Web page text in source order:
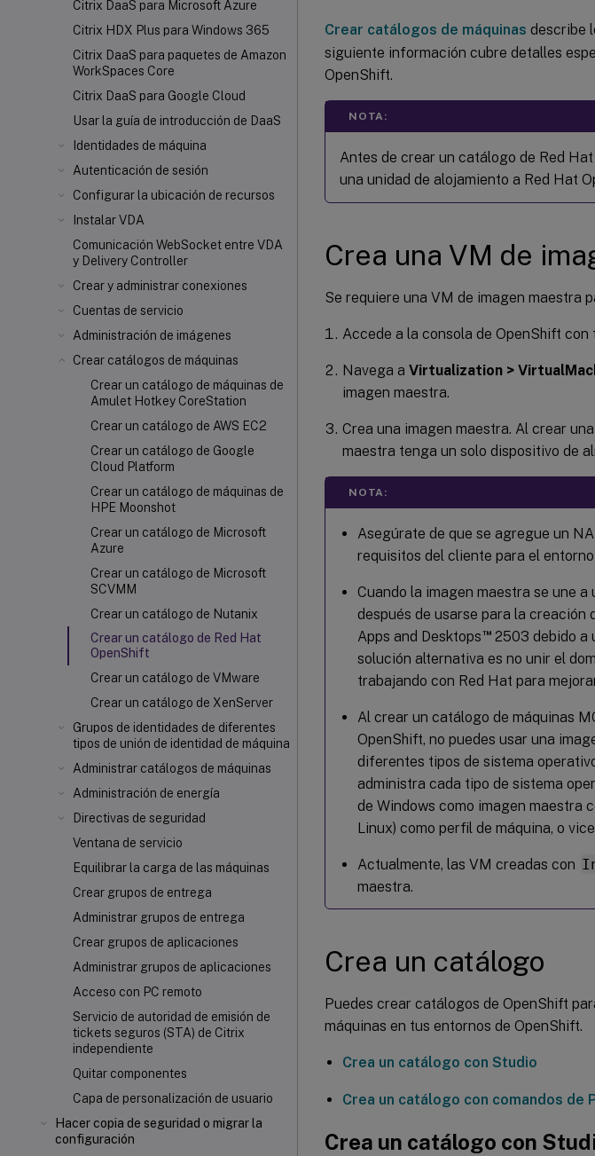
Citrix DaaS para Microsoft Azure
Citrix HDX Plus para Windows 365
Citrix DaaS para paquetes de Amazon
WorkSpaces Core
Citrix DaaS para Google Cloud
Usar la guía de introducción de DaaS
Identidades de máquina
Autenticación de sesión
Configurar la ubicación de recursos
Instalar VDA
Comunicación WebSocket entre VDA
y Delivery Controller
Crear y administrar conexiones
Cuentas de servicio
Administración de imágenes
Crear catálogos de máquinas
Crear un catálogo de máquinas de
Amulet Hotkey CoreStation
Crear un catálogo de AWS EC2
Crear un catálogo de Google
Cloud Platform
Crear un catálogo de máquinas de
HPE Moonshot
Crear un catálogo de Microsoft
Azure
Crear un catálogo de Microsoft
SCVMM
Crear un catálogo de Nutanix
Crear un catálogo de Red Hat
OpenShift
Crear un catálogo de VMware
Crear un catálogo de XenServer
Grupos de identidades de diferentes
tipos de unión de identidad de máquina
Administrar catálogos de máquinas
Administración de energía
Directivas de seguridad
Ventana de servicio
Equilibrar la carga de las máquinas
Crear grupos de entrega
Administrar grupos de entrega
Crear grupos de aplicaciones
Administrar grupos de aplicaciones
Acceso con PC remoto
Servicio de autoridad de emisión de
tickets seguros (STA) de Citrix
independiente
Quitar componentes
Capa de personalización de usuario
Hacer copia de seguridad o migrar la
configuración
Crear catálogos de máquinas describe
siguiente información cubre detalles
OpenShift.
NOTA:
Antes de crear un catálogo de Red
una unidad de alojamiento a Red Hat
Crea una VM de
Se requiere una VM de imagen maestra
Accede a la consola de OpenShift con
Navega a Virtualization >
imagen maestra.
Crea una imagen maestra. Al crear
maestra tenga un solo dispositivo de
NOTA:
Asegúrate de que se agregue un
requisitos del cliente para el
Cuando la imagen maestra se une
después de usarse para la
Apps and Desktops™2503 debido a
solución alternativa es no unir el
trabajando con Red Hat para
Al crear un catálogo de máquinas
OpenShift, no puedes usar una
diferentes tipos de sistema
administra cada tipo de sistema
de Windows como imagen maestra
Linux) como perfil de máquina, o
Actualmente, las VM creadas con
maestra.
Crea un catálogo
Puedes crear catálogos de OpenShift
máquinas en tus entornos de OpenShift.
Crea un catálogo con Studio
Crea un catálogo con comandos de
Crea un catálogo con